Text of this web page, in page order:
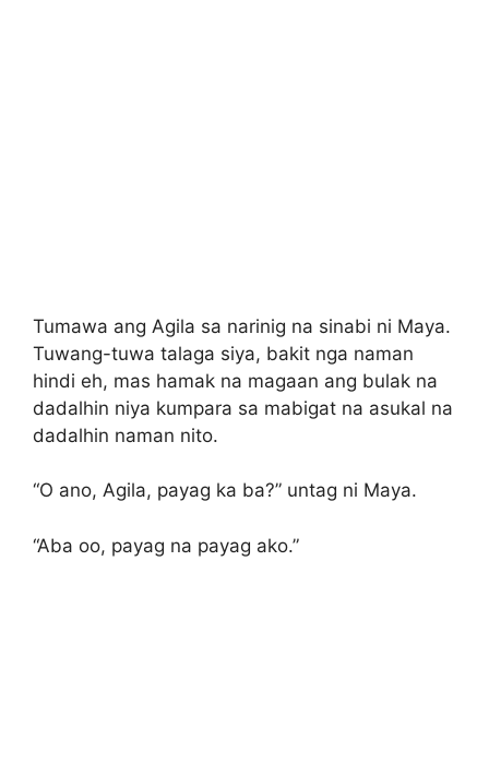
Tumawa ang Agila sa narinig na sinabi ni Maya.
Tuwang-tuwa talaga siya, bakit nga naman
hindi eh, mas hamak na magaan ang bulak na
dadalhin niya kumpara sa mabigat na asukal na
dadalhin naman nito.
“O ano, Agila, payag ka ba?” untag ni Maya.
“Aba oo, payag na payag ako.”